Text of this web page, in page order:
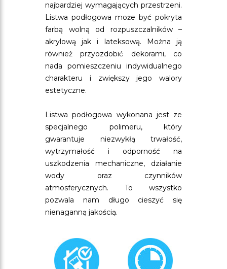
najbardziej wymagających przestrzeni.
Listwa podłogowa może być pokryta
farbą wolną od rozpuszczalników –
akrylową jak i lateksową. Można ją
również przyozdobić dekorami, co
nada pomieszczeniu indywidualnego
charakteru i zwiększy jego walory
estetyczne.
Listwa podłogowa wykonana jest ze
specjalnego polimeru, który
gwarantuje niezwykłą trwałość,
wytrzymałość i odporność na
uszkodzenia mechaniczne, działanie
wody oraz czynników
atmosferycznych. To wszystko
pozwala nam długo cieszyć się
nienaganną jakością.